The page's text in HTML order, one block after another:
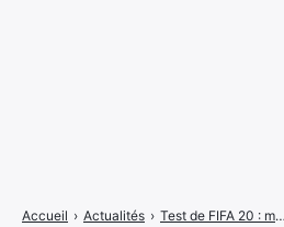
Accueil › Actualités › Test de FIFA 20 : match nul pour le jeu d’EA Sports ?